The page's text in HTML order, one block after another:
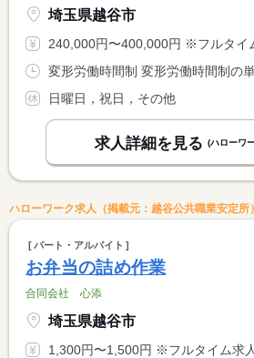
埼玉県越谷市
240,000円〜400,000円 ※フルタイム求人の場合は月額（換算額）、パート求
日曜日，祝日，その他
求人詳細を見る (ハローワ
ハローワーク求人（掲載元：越谷公共職業安定所）
パート・アルバイト
お弁当の詰め作業
合同会社 心添
埼玉県越谷市
1,300円〜1,500円 ※フルタイム求人の場合は月額（換算額）、パート